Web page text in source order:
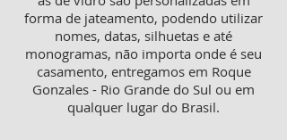
forma de jateamento, podendo utilizar
nomes, datas, silhuetas e até
monogramas, não importa onde é seu
casamento, entregamos em Roque
Gonzales - Rio Grande do Sul ou em
qualquer lugar do Brasil.